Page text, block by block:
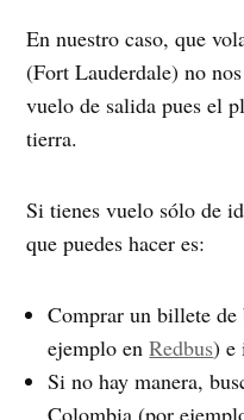
En nuestro caso, que
(Fort Lauderdale) no
vuelo de salida pues el
tierra.
Si tienes vuelo sólo de
que puedes hacer es:
Comprar un billete
ejemplo enRedbus) e
Si no hay manera,
Colombia (por